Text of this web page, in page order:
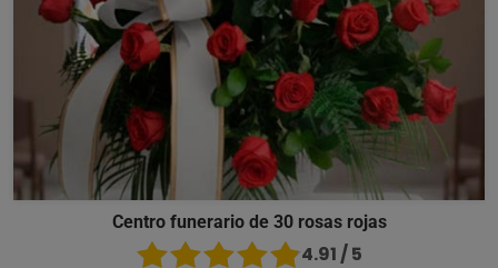
Centro funerario de 30 rosas rojas
4.91 / 5